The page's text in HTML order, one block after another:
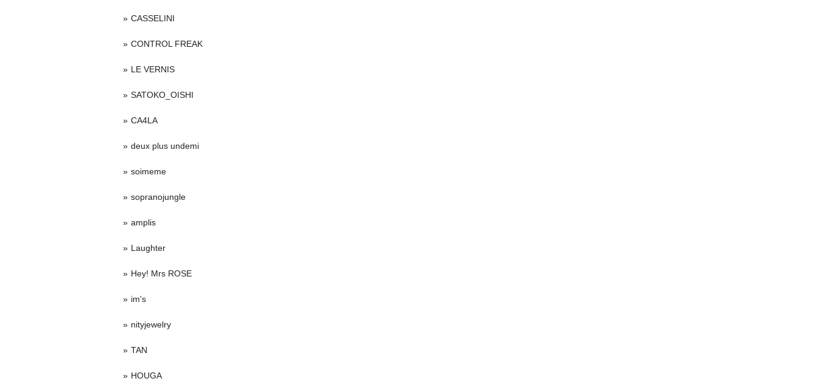
CASSELINI
CONTROL FREAK
LE VERNIS
SATOKO_OISHI
CA4LA
deux plus undemi
soimeme
sopranojungle
amplis
Laughter
Hey! Mrs ROSE
im's
nityjewelry
TAN
HOUGA